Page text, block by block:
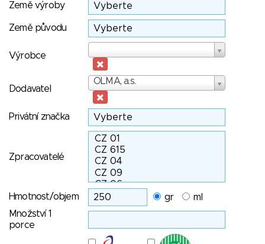
Země výroby
Země původu
Výrobce
Dodavatel
OLMA, a.s.
Dodavatel
Privátní značka
Zpracovatelé
Hmotnost/objem gr
ml
Množství 1
porce